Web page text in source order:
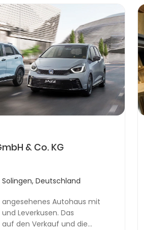
& Co. KG
Deutschland
angesehenes Autohaus mit
Leverkusen. Das
den Verkauf und die